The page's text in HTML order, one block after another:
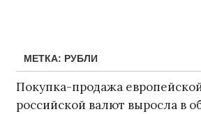
МЕТКА: РУБЛИ
Покупка-продажа
российской валют выросла в